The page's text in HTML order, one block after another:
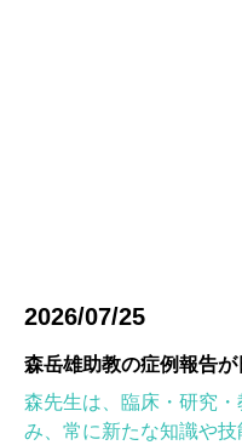
2026/07/25
森先生は、臨床・研究
み、常に新たな知識や